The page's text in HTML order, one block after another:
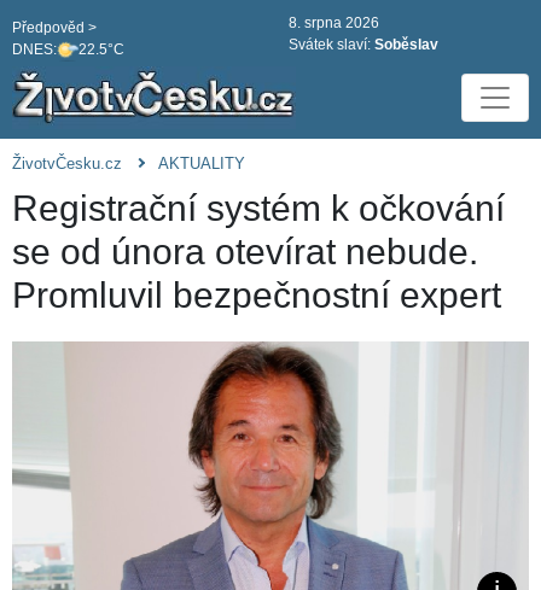
DNES: 22.5°C
Předpověd >
8. srpna 2026
Svátek slaví: Soběslav
ŽivotvČesku.cz AKTUALITY
Registrační systém k očkování
se od února otevírat nebude.
Promluvil bezpečnostní expert